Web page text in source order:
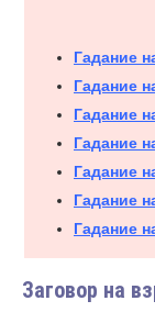
Гадание
Гадание
Гадание
Гадание
Гадание
Гадание
Гадание
Заговор на